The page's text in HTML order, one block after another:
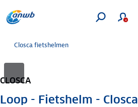
Closca fietshelmen
CLOSCA
Loop - Fietshelm - Closca